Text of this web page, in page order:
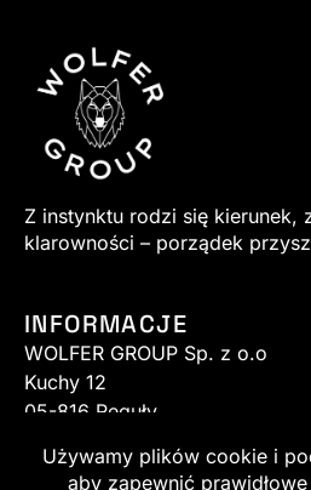
Z instynktu rodzi się kierunek,
klarowności – porządek
INFORMACJE
WOLFER GROUP Sp. z o.o
Kuchy 12
05-816 Reguły
sklep@wolfer.pl